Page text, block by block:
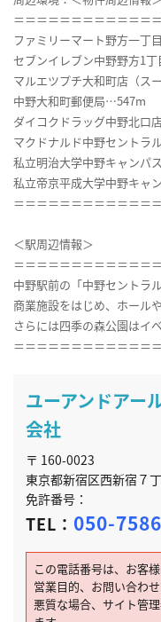
＝＝＝＝＝＝＝＝＝＝＝＝
ファミリーマート野方一丁
セブンイレブン中野野方1
マルエツプチ大和町店（ス
中野大和町郵便局…547m
ダイコクドラッグ中野北口
マクドナルド中野セントラ
私立明治大学中野キャンパ
私立帝京平成大学中野キャ
＝＝＝＝＝＝＝＝＝＝＝＝
＜駅周辺情報＞
＝＝＝＝＝＝＝＝＝＝＝＝
中野駅前の「中野セントラ
商業施設をはじめ、ホール
さらには四季の森公園はイ
＝＝＝＝＝＝＝＝＝＝＝＝
ユーアンドアー
会社
〒 160-0023
東京都新宿区西新宿７
免許番号：
TEL： 050-
この電話番号は、お客
営業目的、お問い合わ
悪質な場合、サイト管